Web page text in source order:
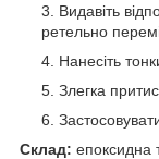
Видавіть
ретельно
Нанесіть
Злегка
Склад: епоксидна